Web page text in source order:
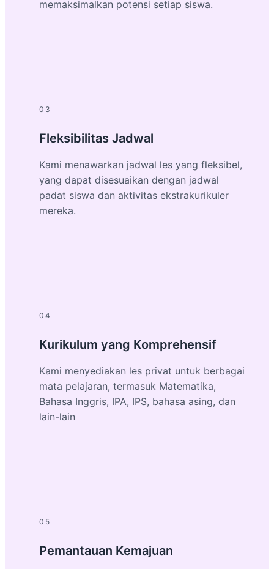
memaksimalkan potensi setiap siswa.
03
Fleksibilitas Jadwal
Kami menawarkan jadwal les yang fleksibel,
yang dapat disesuaikan dengan jadwal
padat siswa dan aktivitas ekstrakurikuler
mereka.
04
Kurikulum yang Komprehensif
Kami menyediakan les privat untuk berbagai
mata pelajaran, termasuk Matematika,
Bahasa Inggris, IPA, IPS, bahasa asing, dan
lain-lain
05
Pemantauan Kemajuan